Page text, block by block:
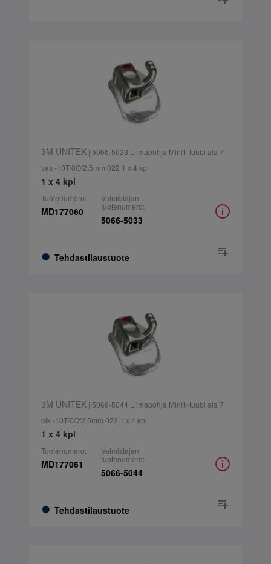
3M UNITEK| 5066-5033 Liimapohja Mini1-tuubi ala 7
vas -10T/0Of2.5mm 022 1 x 4 kpl
1 x 4 kpl
Tuotenumero:
MD177060
Tehdastilaustuote
Valmistajan
tuotenumero:
5066-5033
3M UNITEK| 5066-5044 Liimapohja Mini1-tuubi ala 7
oik -10T/0Of2.5mm 022 1 x 4 kpl
1 x 4 kpl
Tuotenumero:
MD177061
Tehdastilaustuote
Valmistajan
tuotenumero:
5066-5044